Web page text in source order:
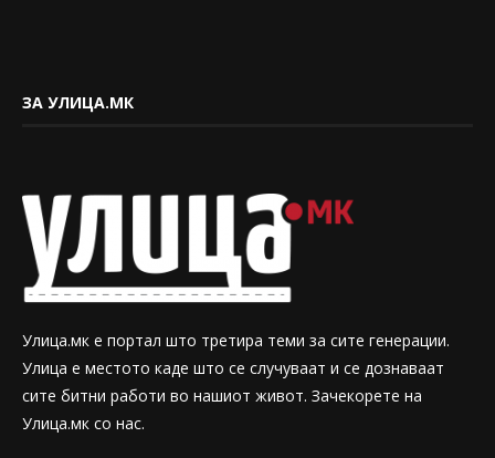
ЗА УЛИЦА.МК
Улица.мк е портал што третира теми за сите генерации.
Улица е местото каде што се случуваат и се дознаваат
сите битни работи во нашиот живот. Зачекорете на
Улица.мк со нас.